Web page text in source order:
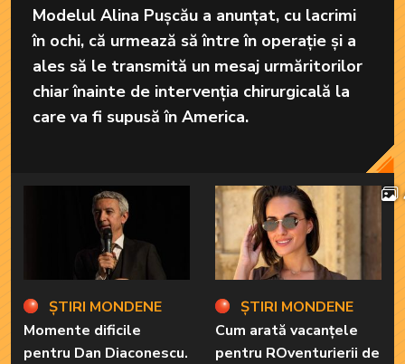
Modelul Alina Pușcău a anunțat, cu lacrimi
în ochi, că urmează să între în operație și a
ales să le transmită un mesaj urmăritorilor
chiar înainte de intervenția chirurgicală la
care va fi supusă în America.
ȘTIRI MONDENE
Momente dificile
pentru Dan Diaconescu.
ȘTIRI MONDENE
Cum arată vacanțele
pentru ROventurierii de